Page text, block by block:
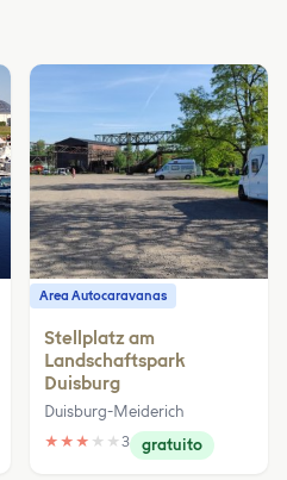
Area Autocaravanas
Stellplatz am
Landschaftspark
Duisburg
Duisburg-Meiderich
★ ★ ★ ★ ★ 3 gratuito